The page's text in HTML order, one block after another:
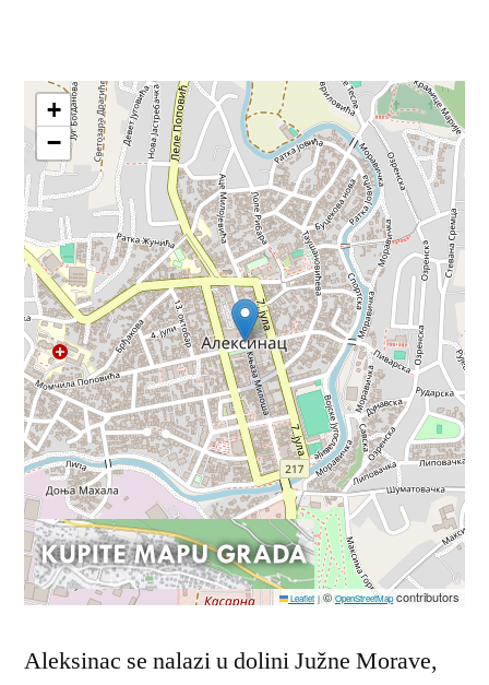
+
−
Leaflet |©OpenStreetMapcontributors
Aleksinac se nalazi u dolini Južne Morave,